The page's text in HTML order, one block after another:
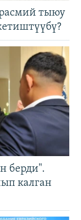
тыюу
берди".
калган